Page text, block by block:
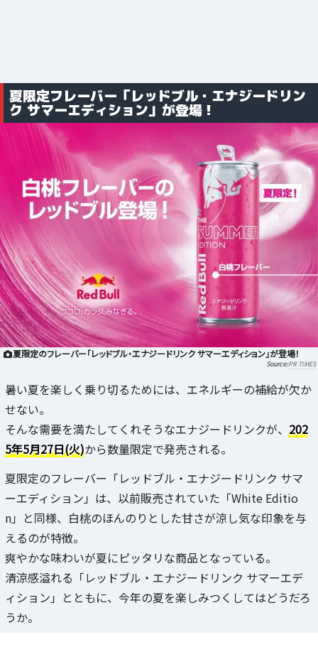
夏限定フレーバー「レッドブル・エナジードリン
ク サマーエディション」が登場！
夏限定のフレーバー「レッドブル・エナジードリンク サマーエディション」が登場！
PR TIMES
暑い夏を楽しく乗り切るためには、エネルギーの補給が欠か
せない。
そんな需要を満たしてくれそうなエナジードリンクが、 202
5年5月27日(火)から数量限定で発売される。
夏限定のフレーバー「レッドブル・エナジードリンク サマ
ーエディション」は、以前販売されていた「White Editio
n」と同様、白桃のほんのりとした甘さが涼し気な印象を与
えるのが特徴。
爽やかな味わいが夏にピッタリな商品となっている。
清涼感溢れる「レッドブル・エナジードリンク サマーエデ
ィション」とともに、今年の夏を楽しみつくしてはどうだろ
うか。